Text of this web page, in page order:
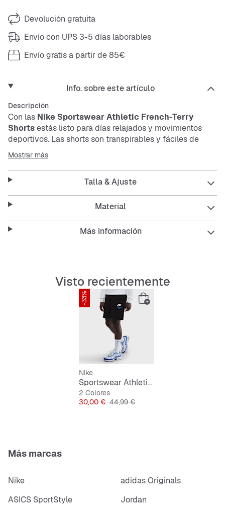
Devolución gratuita
Envío con UPS 3-5 días laborables
Envío gratis a partir de 85€
Info. sobre este artículo
Descripción
Con las Nike Sportswear Athletic French-Terry
Shortsestás listo para días relajados y movimientos
deportivos. Las shorts son transpirables y fáciles de
cuidar. El corte regular ofrece comodidad, mientras que
la longitud corta es perfecta para días calurosos.
Fáciles de cuidar
Diseño sencillo y moderno en negro
Mostrar más
Talla & Ajuste
Material
Más información
Visto recientemente
-33%
Nike
Sportswear Athletic French-Terry Shorts
2 Colores
Precio
30,00 € Precio original
44,99 €
Más marcas
Nike
adidas Originals
ASICS SportStyle
Jordan